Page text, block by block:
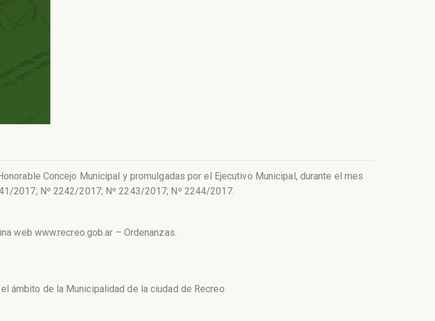
Concejo Municipal y promulgadas por el Ejecutivo Municipal, durante el mes
2017; Nº 2242/2017; Nº 2243/2017; Nº 2244/2017.
web www.recreo.gob.ar – Ordenanzas.
ámbito de la Municipalidad de la ciudad de Recreo.